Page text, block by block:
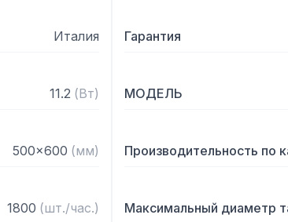
— 5 программ: быстрый
— Помпа слива
— Съемный держатель
— Регулируемые опоры
Италия Гарантия
11.2 (Вт) МОДЕЛЬ
500x600 (мм) Производительность по
1800 (шт./час.) Максимальный диаметр